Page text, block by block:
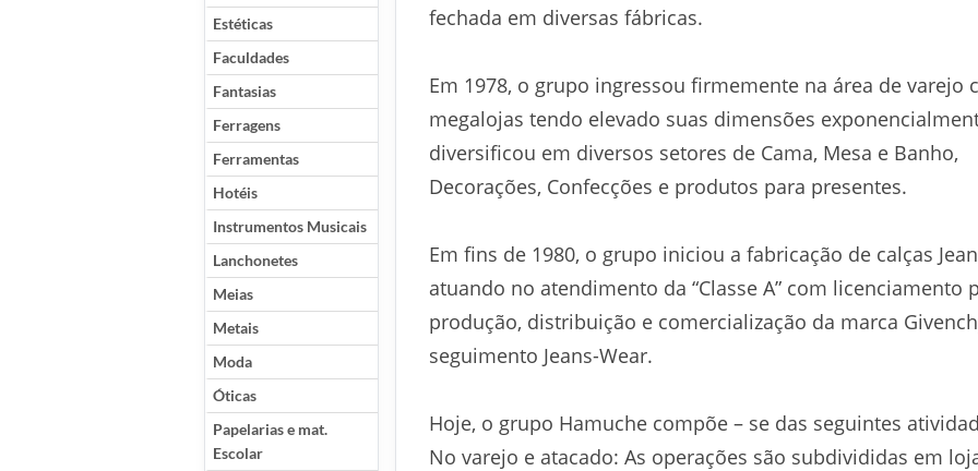
Estéticas
Faculdades
Fantasias
Ferragens
Ferramentas
Hotéis
Instrumentos Musicais
Lanchonetes
Meias
Metais
Moda
Óticas
Papelarias e mat.
Escolar
fechada em diversas fábricas.
Em 1978, o grupo ingressou firmemente na área de varejo
megalojas tendo elevado suas dimensões
diversificou em diversos setores de Cama, Mesa e Banho,
Decorações, Confecções e produtos para presentes.
Em fins de 1980, o grupo iniciou a fabricação de calças
atuando no atendimento da “Classe A” com licenciamento
produção, distribuição e comercialização da marca
seguimento Jeans-Wear.
Hoje, o grupo Hamuche compõe – se das seguintes
No varejo e atacado: As operações são subdivididas em